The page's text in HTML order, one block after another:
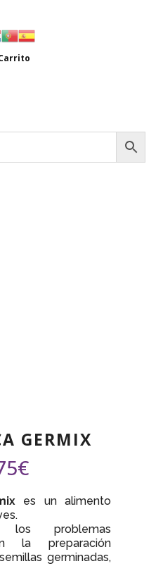
GERMIX
€
es un alimento
los problemas
la preparación
germinadas,